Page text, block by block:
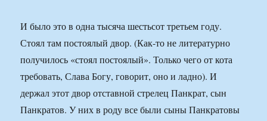
И было это в одна тысяча шестьсот третьем году.
Стоял там постоялый двор. (Как-то не литературно
получилось «стоял постоялый». Только чего от кота
требовать, Слава Богу, говорит, оно и ладно). И
держал этот двор отставной стрелец Панкрат, сын
Панкратов. У них в роду все были сыны Панкратовы